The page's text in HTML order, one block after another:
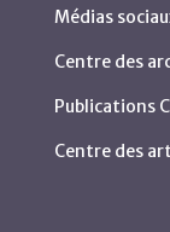
Médias
Centre des
Publications
Centre des